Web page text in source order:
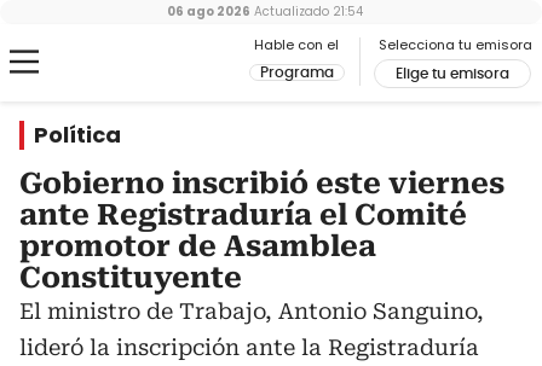
Hable con el
Programa
Selecciona tu emisora
Elige tu emisora
06 ago 2026 Actualizado 21:54
Política
Gobierno inscribió este viernes
ante Registraduría el Comité
promotor de Asamblea
Constituyente
El ministro de Trabajo, Antonio Sanguino,
lideró la inscripción ante la Registraduría